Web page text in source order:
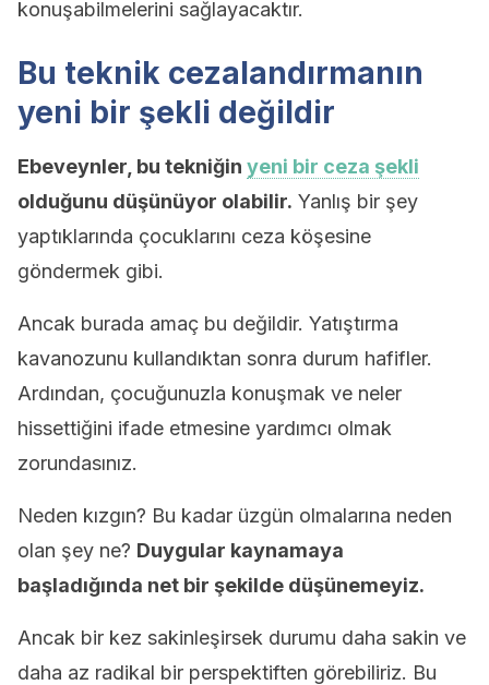
konuşabilmelerini sağlayacaktır.
Bu teknik cezalandırmanın
yeni bir şekli değildir
Ebeveynler, bu tekniğin yeni bir ceza şekli
olduğunu düşünüyor olabilir. Yanlış bir şey
yaptıklarında çocuklarını ceza köşesine
göndermek gibi.
Ancak burada amaç bu değildir. Yatıştırma
kavanozunu kullandıktan sonra durum hafifler.
Ardından, çocuğunuzla konuşmak ve neler
hissettiğini ifade etmesine yardımcı olmak
zorundasınız.
Neden kızgın? Bu kadar üzgün olmalarına neden
olan şey ne? Duygular kaynamaya
başladığında net bir şekilde düşünemeyiz.
Ancak bir kez sakinleşirsek durumu daha sakin ve
daha az radikal bir perspektiften görebiliriz. Bu